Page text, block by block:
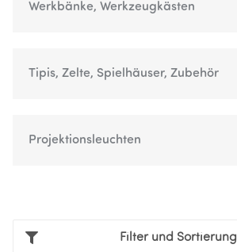
Werkbänke, Werkzeugkästen
Tipis, Zelte, Spielhäuser, Zubehör
Projektionsleuchten
Filter und Sortierung